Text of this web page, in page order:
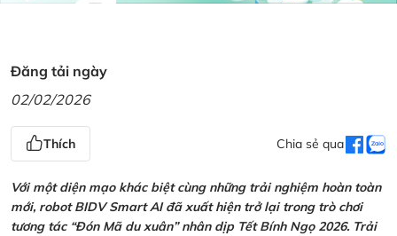
Đăng tải ngày
02/02/2026
Thích Chia sẻ qua
Với một diện mạo khác biệt cùng những trải nghiệm hoàn toàn
mới, robot BIDV Smart AI đã xuất hiện trở lại trong trò chơi
tương tác “Đón Mã du xuân” nhân dịp Tết Bính Ngọ 2026. Trải